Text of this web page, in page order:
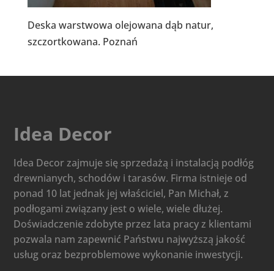
Deska warstwowa olejowana dąb natur,
szczortkowana. Poznań
Idea Decor
Idea Decor zajmuje się sprzedażą i instalacją podłóg
drewnianych, schodów i tarasów. Firma istnieje od
ponad 10 lat jednak jej właściciel, Pan Michał, z
podłogami związany jest o wiele, wiele dłużej.
Doświadczenie zdobyte przez lata pracy z klientami
pozwala nam zapewnić Państwu najwyższą jakość
usług oraz bezproblemowe wykonanie inwestycji.